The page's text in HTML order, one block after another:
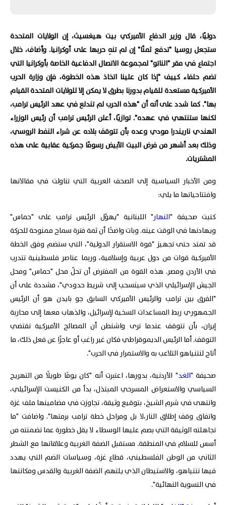
تنتهي بلا "نتائج حاسمة"
دوليًا، قال وزير الدفاع الأميركي بيت هيغسيث، إن الولايات المتحدة
ستجعل روسيا "تدفع ثمنًا" إن لم تنهِ حربها على أوكرانيا. وأضاف، خلال
اجتماع في مقر "الناتو" لمجموعة الاتصال الدفاعية الخاصة بأوكرانيا التي
تضم حلفاء كييف "إذا كان علينا اتخاذ هذه الخطوة، فإن وزارة الحرب
الأميركية مستعدة للقيام بدورنا بطرق لا يمكن إلا للولايات المتحدة القيام
بها". كما شدد على أنه أن "هذه الحرب لم تندلع في عهد الرئيس ترامب،
لكنها ستنتهي في عهده". توازيًا، أعلن الرئيس ترامب أن رئيس الوزراء
الهندي ناريندرا مودي وعده بأن تتوقف بلاده عن شراء النفط الروسي،
وذلك بعد أشهر من فرض البيت الأبيض رسومًا جمركية عقابية على هذه
المشتريات.
ومن الأخبار السياسية إلى الصحف العربية التي تناولت في مقالاتها
وافتتاحياتها ما يلي:
كتبت صحيفة "النهار" اللبنانية "يهوّل الرئيس ترامب على "حماس"
ويهادنها في الوقت عينه. وبات واضحًا أن ثمة فترة سماح ممنوحة للحركة
قد تمتد حتى تجهيز "قوة الاستقرار الدولية"، التي ستضم وفق الخطة
الأميركية قوات من دول عربية وإسلامية، وربما عناصر فلسطينية تتدرب
في الأردن ومصر. هذه القوة من المفترض أن تحلّ محل "حماس" ومحل
الجيش الإسرائيلي الذي سينسحب إلى شريط حدودي"، مشددة على أن
"الفرق بين ترامب والرئيس الأميركي السابق جو بايدن هو أن الرئيس
الجمهوري ربط المساعدات السخية لإسرائيل، والذهاب معها إلى محاربة
إيران، بأن تتوقف عندما ترى واشنطن أن المصالح الأميركية تقتضي
التوقف. أما الرئيس الديموقراطي فكان غير راغب أو عاجزًا عن فعل ذلك، ما
أتاح لنتنياهو التلاعب به والاستمرار في الحرب".
صحيفة "الغد" الأردنية، بدورها، اعتبرت أنه "كان يومًا طويلًا من التهريج
السياسي والاستعراض المسرحي المبتذل، بدأ من الكنيست الإسرائيلي،
وانتهى في شرم الشيخ، بتوقيع وثيقة، تجاوزت في مضامينها ملف غزة
واتفاق وقف إطلاق النار،لا بل ومراحل خطة ترامب برمتها". واضافت "ما
تجاهلته الوثيقة التي بصم عليها الوسطاء لا يقل خطورة عما تضمنته من
أسس للسلام في المنطقة. مستقبل الضفة الغربية وعلاقاتها مع الشطر
الثاني من الوطن الفلسطيني، قطاع غزة، وسياسات الضم التي يهدد
فيها نتنياهو، والاستيطان الذي يلتهم الضفة الغربية والقدس ومكانتها
في التسوية النهائية".